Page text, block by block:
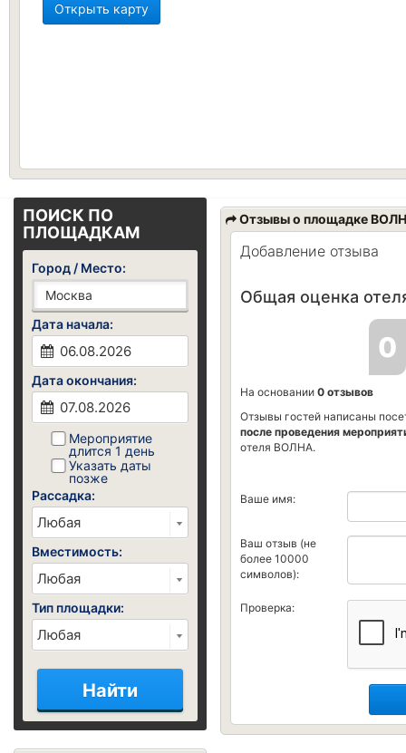
Открыть карту
ПОИСК ПО
ПЛОЩАДКАМ
Город / Место:
Дата начала:
Дата окончания:
Мероприятие
длится 1 день
Указать даты
позже
Рассадка:
Вместимость:
Тип площадки:
Найти
Отзывы о площадке
Добавление отзыва
Общая оценка
0
На основании 0 отзывов
Отзывы гостей написаны
после проведения
отеля ВОЛНА.
Ваше имя:
Ваш отзыв (не
более 10000
символов):
Проверка: